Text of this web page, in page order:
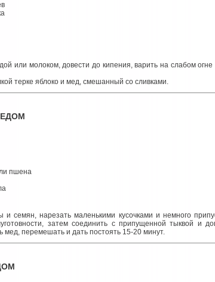
или молоком, довести до кипения, варить на слабом
терке яблоко и мед, смешанный со сливками.
пшена
и семян, нарезать маленькими кусочками и немного
затем соединить с припущенной тыквой и
мед, перемешать и дать постоять 15-20 минут.